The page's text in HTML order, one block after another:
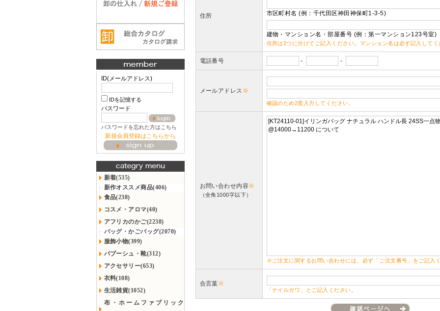
ID(メールアドレス)
IDを記憶する
パスワード
パスワードを忘れた方はこちら
新規会員登録はこちらから
新着(535)
新作オススメ商品(406)
食品(238)
コスメ・アロマ(40)
アフリカのかご(2238)
バッグ・かごバッグ(2070)
服飾小物(399)
バブーシュ・靴(312)
アクセサリー(653)
衣料(108)
生活雑貨(1052)
布・ホームファブリック
住所 市区町村名 (例：千代田区神田神保町1-3-5)
建物・マンション名・部屋番号 (例：第一マンション123号室)
住所は2つに分けてご記入ください。マンション名は必ず記入してく
電話番号 - -
メールアドレス ※
確認のため2度入力してください。
お問い合わせ内容※
（全角1000字以下）
※ご注文に関するお問い合わせには、必ず「ご注文番号」をご記入
合言葉※
「ナイルガワ」とご記入ください。